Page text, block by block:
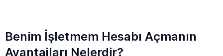
Benim İşletmem Hesabı Açmanın
Avantajları Nelerdir?